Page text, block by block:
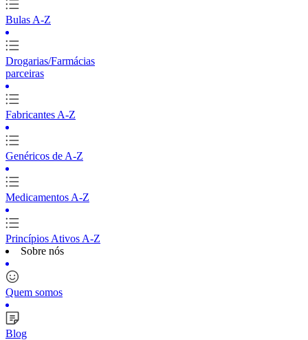
Bulas A-Z
Drogarias/Farmácias
parceiras
Fabricantes A-Z
Genéricos de A-Z
Medicamentos A-Z
Princípios Ativos A-Z
Sobre nós
Quem somos
Blog